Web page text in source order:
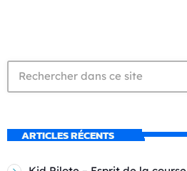
ARTICLES RÉCENTS